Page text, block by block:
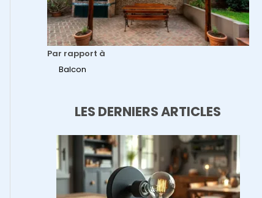
Par rapport à
Balcon
LES DERNIERS ARTICLES